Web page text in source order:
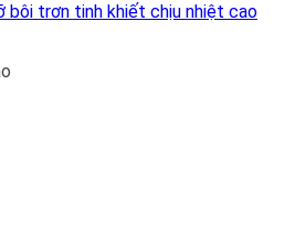
trơn tinh khiết chịu nhiệt cao